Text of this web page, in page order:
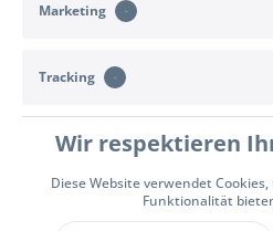
INFORMATIONEN
Cookie-Einstellungen Widerrufsrecht
Marketing
Tracking
Wir respektieren
Diese Website verwendet
Funktionalität